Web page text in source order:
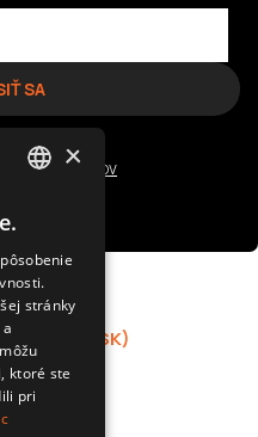
údajov
Podpora (SK)
Aplikácia
ENGLISH
×
stránky
ktoré ste
pri